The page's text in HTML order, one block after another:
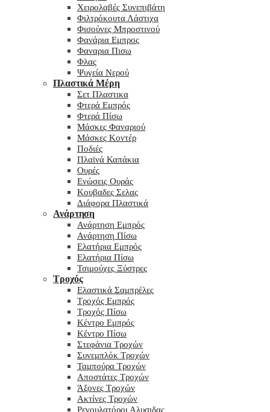
Χειρολαβές Συνεπιβάτη
Φιλτρόκουτα Λάστιχα
Φισούνες Μπροστινού
Φανάρια Εμπρος
Φαναρια Πισω
Φλας
Ψυγεία Νερού
Πλαστικά Μέρη
Σετ Πλαστικα
Φτερά Εμπρός
Φτερά Πίσω
Μάσκες Φαναριού
Μάσκες Κοντέρ
Ποδιές
Πλαϊνά Καπάκια
Ουρές
Ενώσεις Ουράς
Κουβαδες Σελας
Διάφορα Πλαστικά
Ανάρτηση
Ανάρτηση Εμπρός
Ανάρτηση Πίσω
Ελατήρια Εμπρός
Ελατήρια Πίσω
Τσιμούχες Ξύστρες
Τροχός
Ελαστικά Σαμπρέλες
Τροχός Εμπρός
Τροχός Πίσω
Κέντρο Εμπρός
Κέντρο Πίσω
Στεφάνια Τροχών
Συνεμπλόκ Τροχών
Ταμπούρα Τροχών
Αποστάτες Τροχών
Άξονες Τροχών
Ακτίνες Τροχών
Ρεγουλατόροι Αλυσιδας